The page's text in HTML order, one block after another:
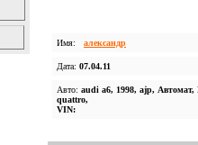
Имя: александр
Дата: 07.04.11
Авто: audi a6, 1998, ajp, Автомат,
quattro,
VIN: